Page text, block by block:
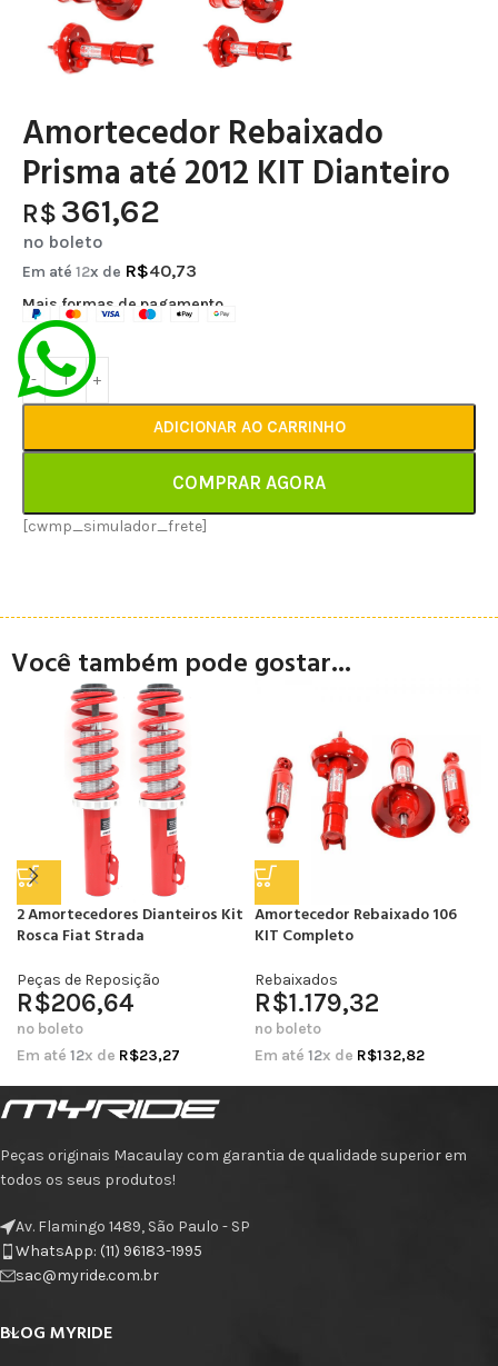
Amortecedor Rebaixado
Prisma até 2012 KIT Dianteiro
R$ 361,62
no boleto
Em até 12x de R$40,73
Mais formas de pagamento
ADICIONAR AO CARRINHO
COMPRAR AGORA
[cwmp_simulador_frete]
Você também pode gostar...
2 Amortecedores Dianteiros Kit
Rosca Fiat Strada
Peças de Reposição
R$206,64
no boleto
Em até 12x de R$23,27
Amortecedor Rebaixado 106
KIT Completo
Rebaixados
R$1.179,32
no boleto
Em até 12x de R$132,82
Peças originais Macaulay com garantia de qualidade superior em
todos os seus produtos!
Av. Flamingo 1489, São Paulo - SP
WhatsApp: (11) 96183-1995
sac@myride.com.br
BLOG MYRIDE